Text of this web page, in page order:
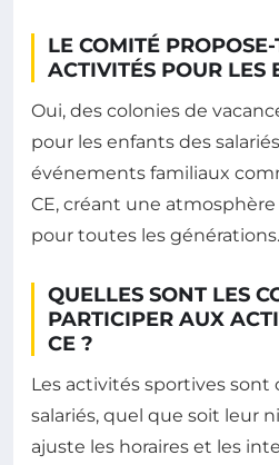
LE COMITÉ
ACTIVITÉS POUR LES
Oui, des colonies de
pour les enfants des
événements familiaux
CE, créant une
pour toutes les générations.
QUELLES SONT LES
PARTICIPER AUX
CE ?
Les activités sportives sont
salariés, quel que soit leur
ajuste les horaires et les